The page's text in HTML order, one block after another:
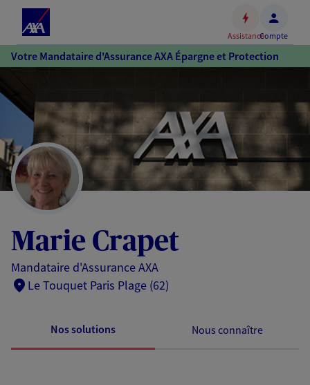
Accéder
au
Accéder
au
pied
de
page
AssistanceCompte
Votre Mandataire d'Assurance AXA Épargne et Protection
Marie Crapet
Mandataire d'Assurance AXA
Le Touquet Paris Plage (62)
Nos solutions Nous connaître